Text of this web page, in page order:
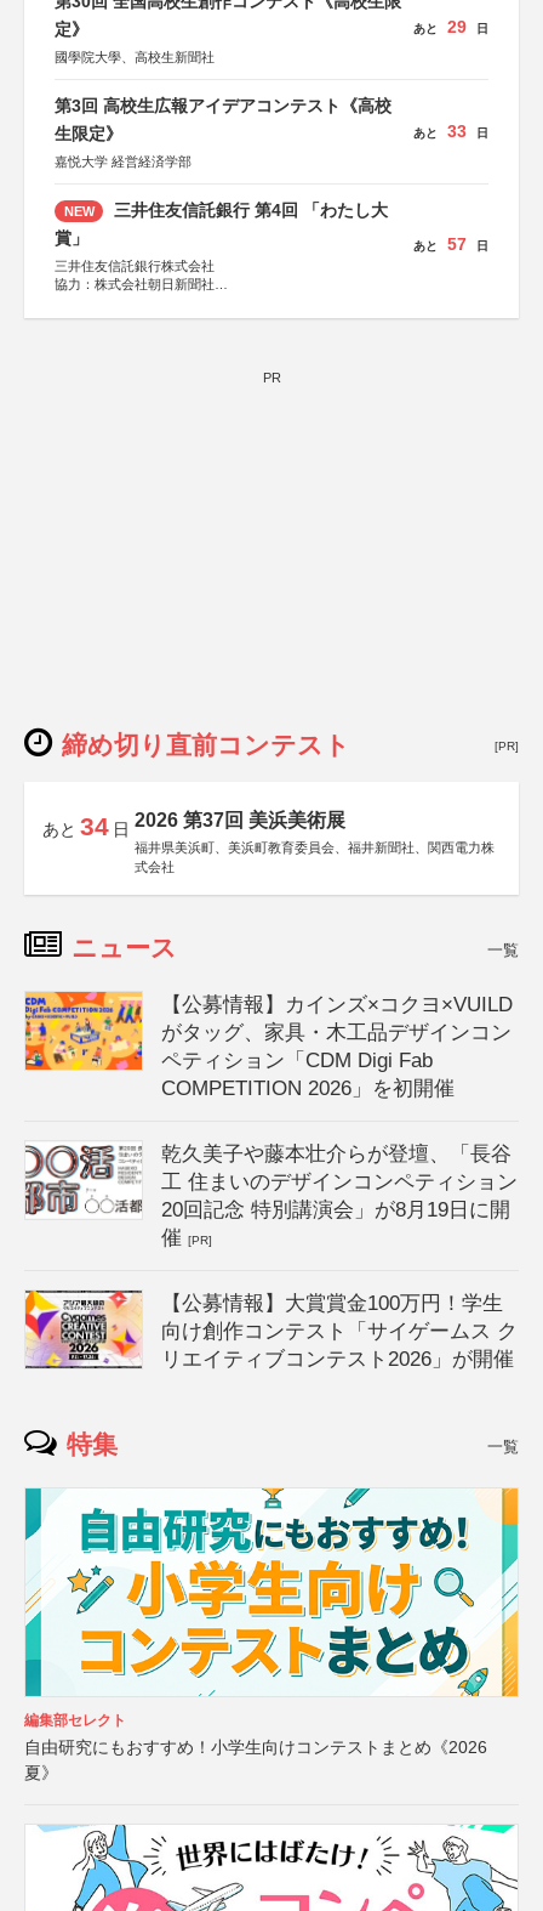
集英社、小学館、祥伝社、新潮社、淡交社、ちいさいミシ
マ社、徳間書店、早川書房、PHP研究所、双葉社、文藝春
定》
國學院大學、高校生新聞社
あと 29 日
第3回 高校生広報アイデアコンテスト《高校
生限定》
嘉悦大学 経営経済学部
あと 33 日
NEW
三井住友信託銀行 第4回 「わたし大
賞」
三井住友信託銀行株式会社
協力：株式会社朝日新聞社
あと 57 日
PR
締め切り直前コンテスト [PR]
あと 34 日 2026 第37回 美浜美術展
福井県美浜町、美浜町教育委員会、福井新聞社、関西電力株
式会社
ニュース 一覧
【公募情報】カインズ×コクヨ×VUILD
がタッグ、家具・木工品デザインコン
ペティション「CDM Digi Fab
COMPETITION 2026」を初開催
乾久美子や藤本壮介らが登壇、「長谷
工 住まいのデザインコンペティション
20回記念 特別講演会」が8月19日に開
催[PR]
【公募情報】大賞賞金100万円！学生
向け創作コンテスト「サイゲームス ク
リエイティブコンテスト2026」が開催
特集 一覧
編集部セレクト
自由研究にもおすすめ！小学生向けコンテストまとめ《2026
夏》